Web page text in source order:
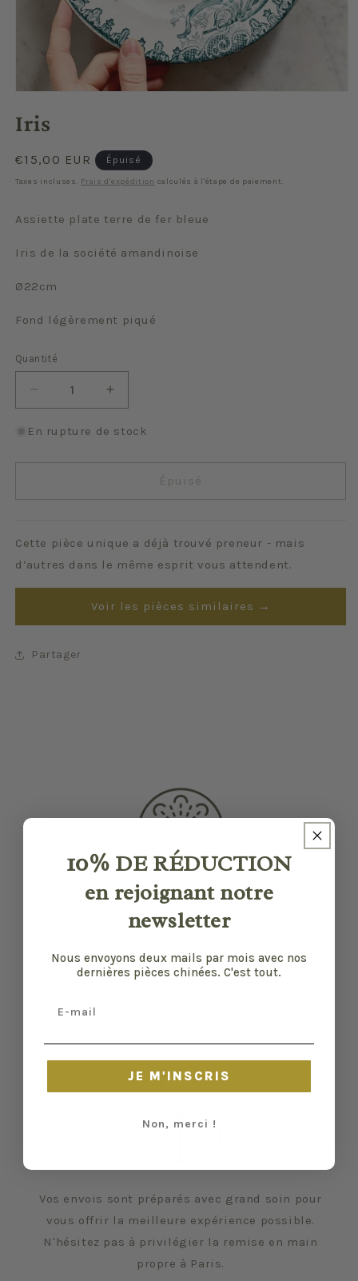
média
1
une
fenêtre
modale
Iris
Prix
habituel
€15,00 EUR Épuisé
Taxes incluses. Frais d'expédition calculés à l'étape de paiement.
Assiette plate terre de fer bleue
Iris de la société amandinoise
Ø22cm
Fond légèrement piqué
Quantité
Quantité
Réduire
la
quantité
Iris
Augmenter
la
quantité
Iris
En rupture de stock
Épuisé
Cette pièce unique a déjà trouvé preneur - mais
d’autres dans le même esprit vous attendent.
Voir les pièces similaires →
Partager
Nos pièces sont sélectionnées pour leur bon
en a. Malgré tout, elles ont vécu d'autres vies
et certaines traces du temps peuvent nous
Vos envois sont préparés avec grand soin pour
vous offrir la meilleure expérience possible.
N'hésitez pas à privilégier la remise en main
propre à Paris.
10% DE RÉDUCTION
en rejoignant notre
newsletter
Nous envoyons deux mails par mois avec nos
dernières pièces chinées. C'est tout.
JE M'INSCRIS
Non, merci !